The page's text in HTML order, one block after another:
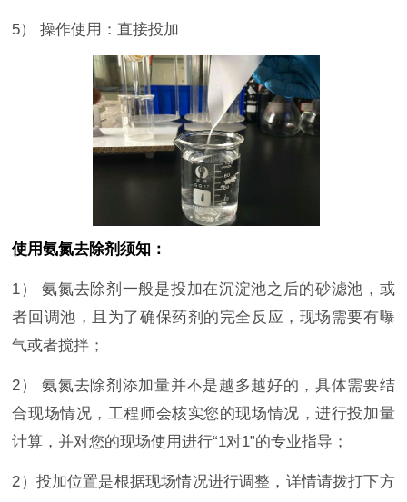
5） 操作使用：直接投加
使用氨氮去除剂须知：
1）
氨氮去除剂一般是投加在沉淀池之后的砂滤池，或
者回调池，且为了确保药剂的完全反应，现场需要有曝
气或者搅拌；
2）
氨氮去除剂添加量并不是越多越好的，具体需要结
合现场情况，工程师会核实您的现场情况，进行投加量
计算，并对您的现场使用进行“1对1”的专业指导；
2）投加位置是根据现场情况进行调整，详情请拨打下方